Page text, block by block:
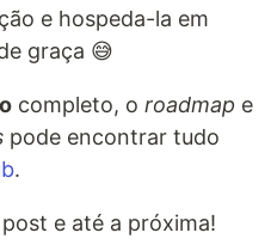
e hospeda-la em
graça 😅
completo, o roadmap e
pode encontrar tudo
.
e até a próxima!